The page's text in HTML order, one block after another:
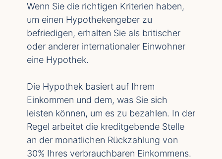
Wenn Sie die richtigen Kriterien haben,
um einen Hypothekengeber zu
befriedigen, erhalten Sie als britischer
oder anderer internationaler Einwohner
eine Hypothek.
Die Hypothek basiert auf Ihrem
Einkommen und dem, was Sie sich
leisten können, um es zu bezahlen. In der
Regel arbeitet die kreditgebende Stelle
an der monatlichen Rückzahlung von
30% Ihres verbrauchbaren Einkommens.